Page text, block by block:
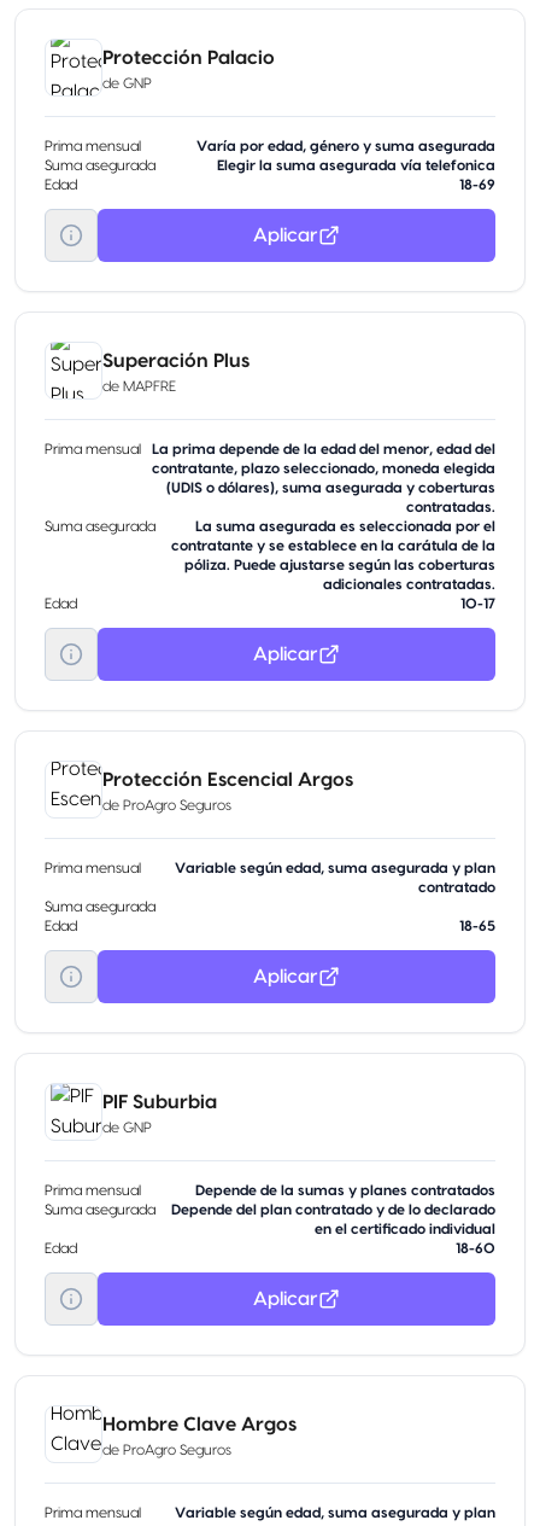
Protección Palacio
de GNP
Prima mensual
Varía por edad, género y suma asegurada
Suma asegurada
Elegir la suma asegurada vía telefonica
Edad
18-69
Aplicar
Superación Plus
de MAPFRE
Prima mensual
La prima depende de la edad del menor, edad del
contratante, plazo seleccionado, moneda elegida
(UDIS o dólares), suma asegurada y coberturas
contratadas.
Suma asegurada
La suma asegurada es seleccionada por el
contratante y se establece en la carátula de la
póliza. Puede ajustarse según las coberturas
adicionales contratadas.
Edad
10-17
Aplicar
Protección Escencial Argos
de ProAgro Seguros
Prima mensual
Variable según edad, suma asegurada y plan
contratado
Suma asegurada
Edad
18-65
Aplicar
PIF Suburbia
de GNP
Prima mensual
Depende de la sumas y planes contratados
Suma asegurada
Depende del plan contratado y de lo declarado
en el certificado individual
Edad
18-60
Aplicar
Hombre Clave Argos
de ProAgro Seguros
Prima mensual
Variable según edad, suma asegurada y plan